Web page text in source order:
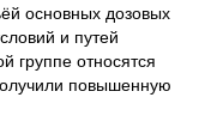
основных дозовых
и путей
группе относятся
повышенную